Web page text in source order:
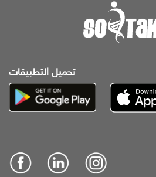
تحميل التطبيقات